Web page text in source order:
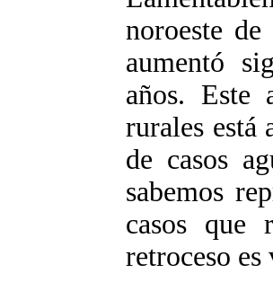
noroeste
aumentó
años. Este
rurales está
de casos
sabemos
casos que
retroceso